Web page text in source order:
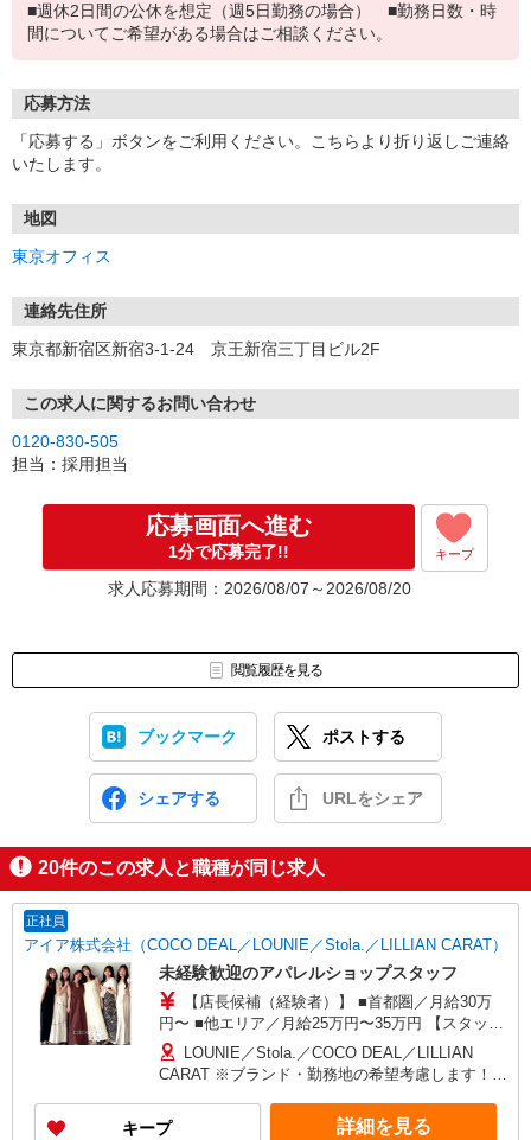
■週休2日間の公休を想定（週5日勤務の場合） ■勤務日数・時
間についてご希望がある場合はご相談ください。
応募方法
「応募する」ボタンをご利用ください。こちらより折り返しご連絡
いたします。
地図
東京オフィス
連絡先住所
東京都新宿区新宿3-1-24 京王新宿三丁目ビル2F
この求人に関するお問い合わせ
0120-830-505
担当：採用担当
応募画面へ進む
1分で応募完了!! キープ
求人応募期間：2026/08/07～2026/08/20
閲覧履歴を見る
ブックマーク ポストする
シェアする URLをシェア
20件のこの求人と職種が同じ求人
正社員
アイア株式会社（COCO DEAL／LOUNIE／Stola.／LILLIAN CARAT）
未経験歓迎のアパレルショップスタッフ
【店長候補（経験者）】 ■首都圏／月給30万
円〜 ■他エリア／月給25万円〜35万円 【スタッ
フ】 ■首都圏／月給24万3,800円〜40万円 ■大阪／
月給23万3,500円〜35万円 ■京都、兵庫、愛知、岐
阜、福岡／月給22万7,800円〜35万円 ■他エリア／
月給22万2,100円〜35万円 固定残業手当含む（1ヶ
月あたり20時間）※超過時は追加支給 首都圏エリ
LOUNIE／Stola.／COCO DEAL／LILLIAN
CARAT ※ブランド・勤務地の希望考慮します！※
道、宮城（仙台）、愛知、大阪、兵庫、京都、和
キープ 詳細を見る